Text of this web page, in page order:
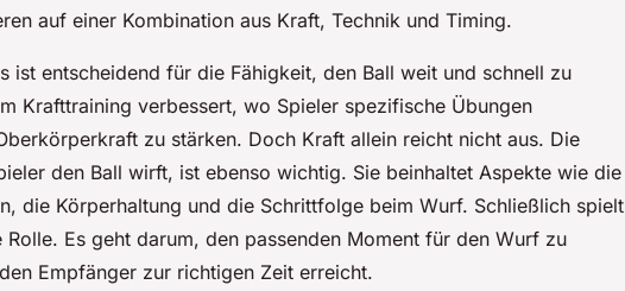
auf einer Kombination aus Kraft, Technik und Timing.
ist entscheidend für die Fähigkeit, den Ball weit und schnell zu
Krafttraining verbessert, wo Spieler spezifische Übungen
zu stärken. Doch Kraft allein reicht nicht aus. Die
den Ball wirft, ist ebenso wichtig. Sie beinhaltet Aspekte wie die
die Körperhaltung und die Schrittfolge beim Wurf. Schließlich spielt
Es geht darum, den passenden Moment für den Wurf zu
Empfänger zur richtigen Zeit erreicht.